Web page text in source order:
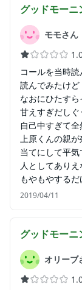
グッドモーニ
モモさん
コールを当時
読んでみたけど
なおにひたすら
甘えすぎだし
自己中すぎて全
上原くんの親
当てにして平
人としてありえ
もやもやするだ
2019/04/11
グッドモーニ
オリーブ